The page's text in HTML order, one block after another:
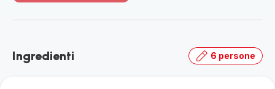
dettagli
la
Ingredienti 6 persone